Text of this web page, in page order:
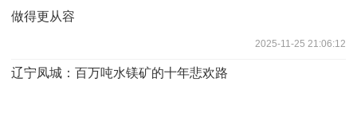
做得更从容
2025-11-25 21:06:12
辽宁凤城：百万吨水镁矿的十年悲欢路